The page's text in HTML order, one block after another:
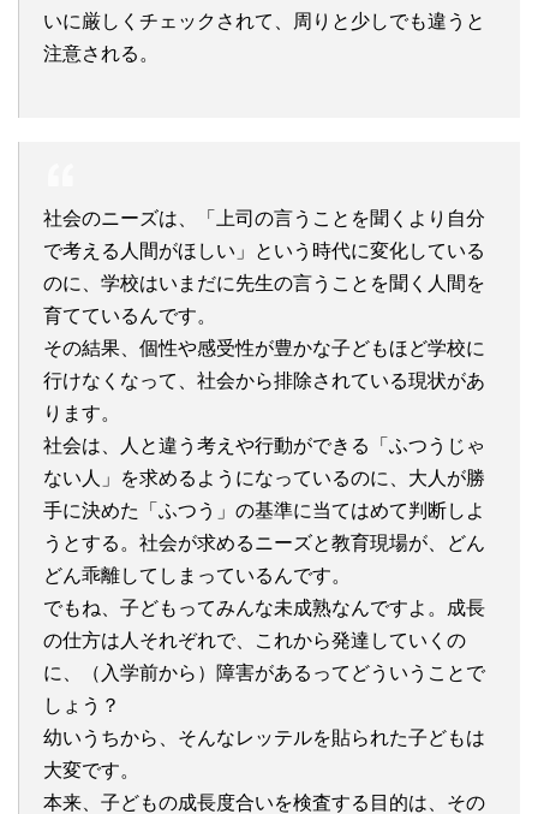
いに厳しくチェックされて、周りと少しでも違うと
注意される。
社会のニーズは、「上司の言うことを聞くより自分
で考える人間がほしい」という時代に変化している
のに、学校はいまだに先生の言うことを聞く人間を
育てているんです。
その結果、個性や感受性が豊かな子どもほど学校に
行けなくなって、社会から排除されている現状があ
ります。
社会は、人と違う考えや行動ができる「ふつうじゃ
ない人」を求めるようになっているのに、大人が勝
手に決めた「ふつう」の基準に当てはめて判断しよ
うとする。社会が求めるニーズと教育現場が、どん
どん乖離してしまっているんです。
でもね、子どもってみんな未成熟なんですよ。成長
の仕方は人それぞれで、これから発達していくの
に、（入学前から）障害があるってどういうことで
しょう？
幼いうちから、そんなレッテルを貼られた子どもは
大変です。
本来、子どもの成長度合いを検査する目的は、その